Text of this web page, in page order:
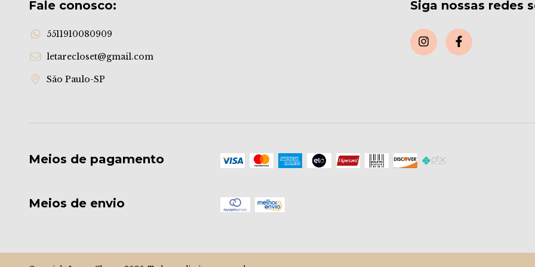
Fale conosco:
5511910080909
letarecloset@gmail.com
São Paulo-SP
Siga nossas redes
Meios de pagamento
Meios de envio